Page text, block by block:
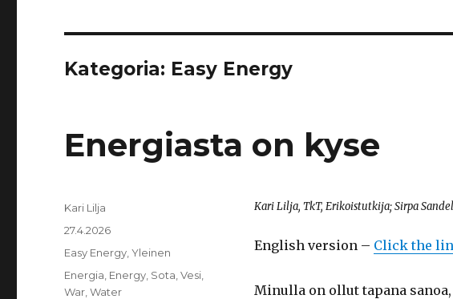
Kategoria: Easy Energy
Energiasta on kyse
Kari Lilja, TkT, Erikoistutkija; Sirpa
English version – Click the
Minulla on ollut tapana
Kirjoittaja
Kari Lilja
Julkaistu
27.4.2026
Kategoriat
Easy Energy ,Yleinen
Avainsanat
Energia Energy Sota ,Vesi
War ,Water